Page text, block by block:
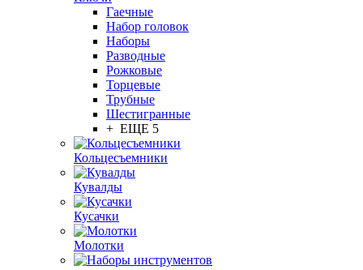
Гаечные
Набор головок
Наборы
Разводные
Рожковые
Торцевые
Трубные
Шестигранные
+ ЕЩЕ 5
Кольцесъемники
Кувалды
Кусачки
Молотки